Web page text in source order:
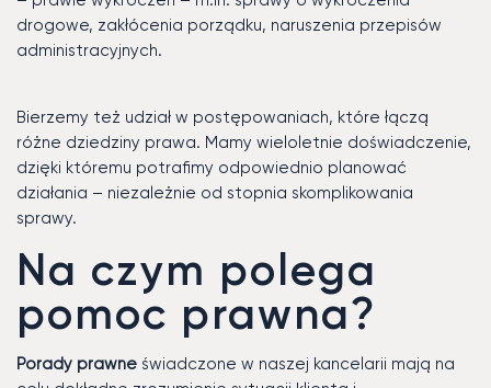
drogowe, zakłócenia porządku, naruszenia przepisów
administracyjnych.
Bierzemy też udział w postępowaniach, które łączą
różne dziedziny prawa. Mamy wieloletnie doświadczenie,
dzięki któremu potrafimy odpowiednio planować
działania – niezależnie od stopnia skomplikowania
sprawy.
Na czym polega
pomoc prawna?
Porady prawne świadczone w naszej kancelarii mają na